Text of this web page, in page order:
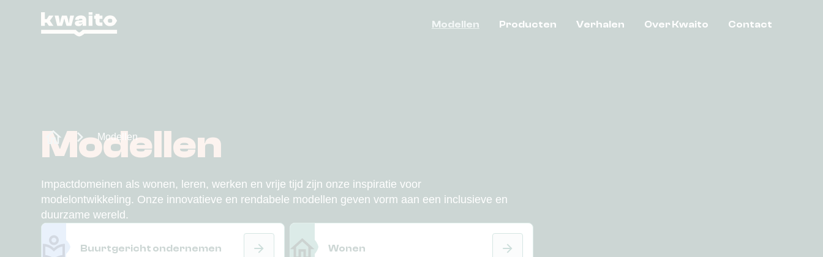
Modellen Producten Verhalen Over Kwaito Contact
Modellen
Modellen
Impactdomeinen als wonen, leren, werken en vrije tijd zijn onze inspiratie voor
modelontwikkeling. Onze innovatieve en rendabele modellen geven vorm aan een inclusieve en
duurzame wereld.
Buurtgericht ondernemen Wonen